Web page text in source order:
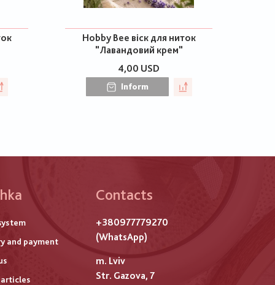
Hobby Bee віск для ниток
"Лавандовий крем"
4,00 USD
Inform
and payment
Contacts
+380977779270
(WhatsApp)
m. Lviv
Str. Gazova, 7